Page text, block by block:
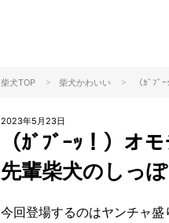
柴犬TOP > 柴犬かわいい > （ｶﾞﾌ
2023年5月23日
（ｶﾞﾌﾞｰｯ！）オ
先輩柴犬のしっ
今回登場するのはヤンチャ